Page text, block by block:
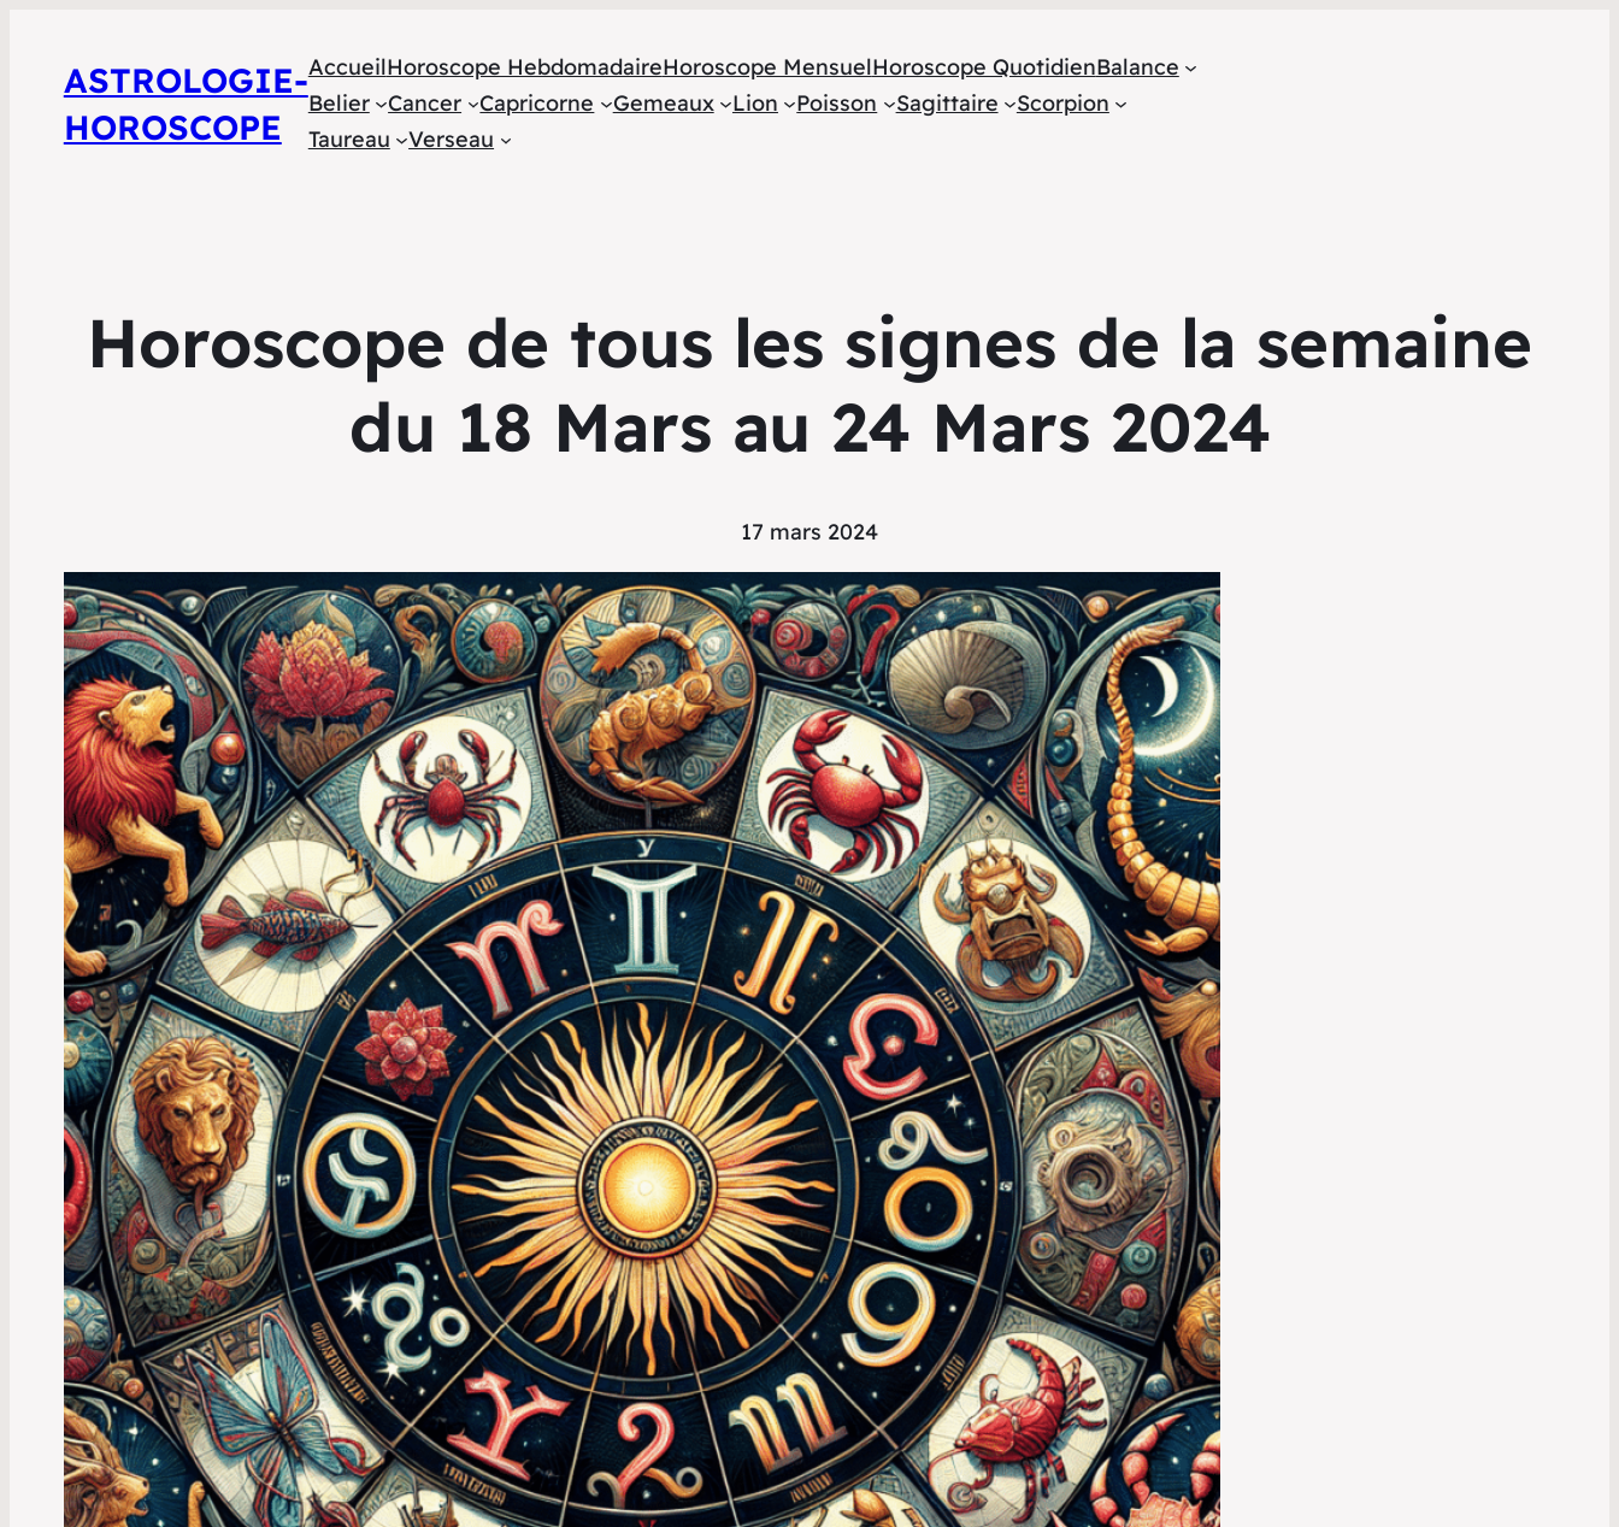
ASTROLOGIE-
HOROSCOPE
AccueilHoroscope HebdomadaireHoroscope MensuelHoroscope QuotidienBalance
Belier
Cancer Capricorne Gemeaux Lion Poisson Sagittaire
Scorpion
Taureau
Verseau
Horoscope de tous les signes de la semaine
du 18 Mars au 24 Mars 2024
17 mars 2024